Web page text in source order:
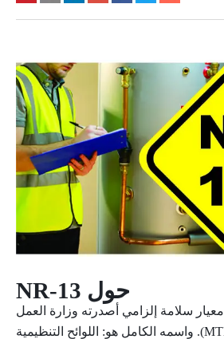
حول NR-13
يُعدّ معيار NR-13 معيار سلامة إلزامي أصدرته وزارة العمل
اللوائح التنظيمية